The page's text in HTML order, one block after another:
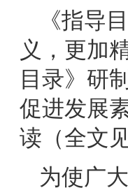
《指导
义，更加
目录》研
促进发展
读（全文
为使广